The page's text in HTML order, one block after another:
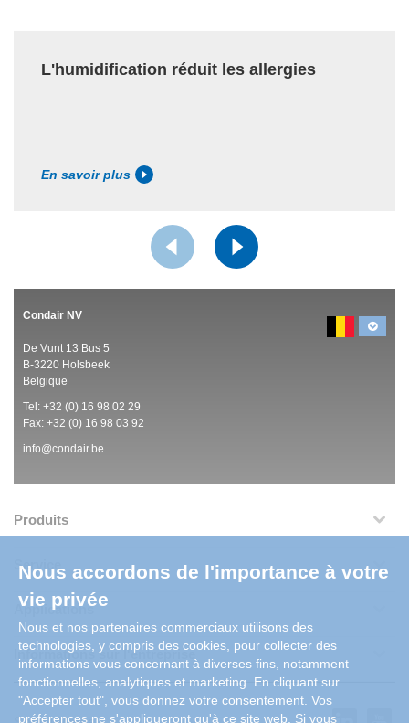
L'humidification réduit les allergies
En savoir plus
Condair NV
De Vunt 13 Bus 5
B-3220 Holsbeek
Belgique
Tel: +32 (0) 16 98 02 29
Fax: +32 (0) 16 98 03 92
info@condair.be
Produits
Service
Applications
Informations sur l'entreprise
Nous accordons de l'importance à votre
vie privée
Nous et nos partenaires commerciaux utilisons des
technologies, y compris des cookies, pour collecter des
informations vous concernant à diverses fins, notamment
fonctionnelles, analytiques et marketing. En cliquant sur
"Accepter tout", vous donnez votre consentement. Vos
préférences ne s'appliqueront qu'à ce site web. Si vous